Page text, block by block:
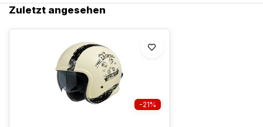
Zuletzt angesehen
-21%